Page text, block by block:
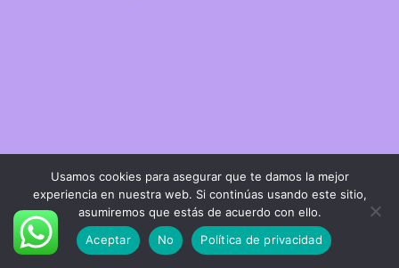
Usamos cookies para asegurar que te damos la mejor
experiencia en nuestra web. Si continúas usando este sitio,
asumiremos que estás de acuerdo con ello.
Aceptar
No Política de privacidad